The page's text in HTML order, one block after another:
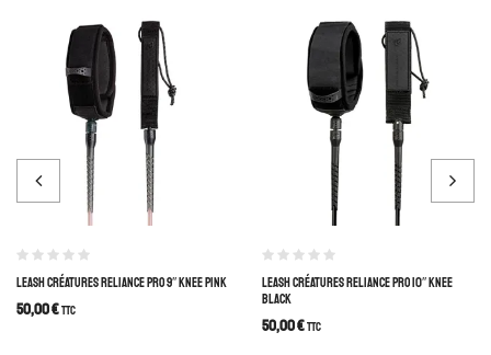
LEASH CRÉATURES RELIANCE PRO 9″ KNEE PINK
50,00€TTC
LEASH CRÉATURES RELIANCE PRO 10″ KNEE
BLACK
50,00€TTC